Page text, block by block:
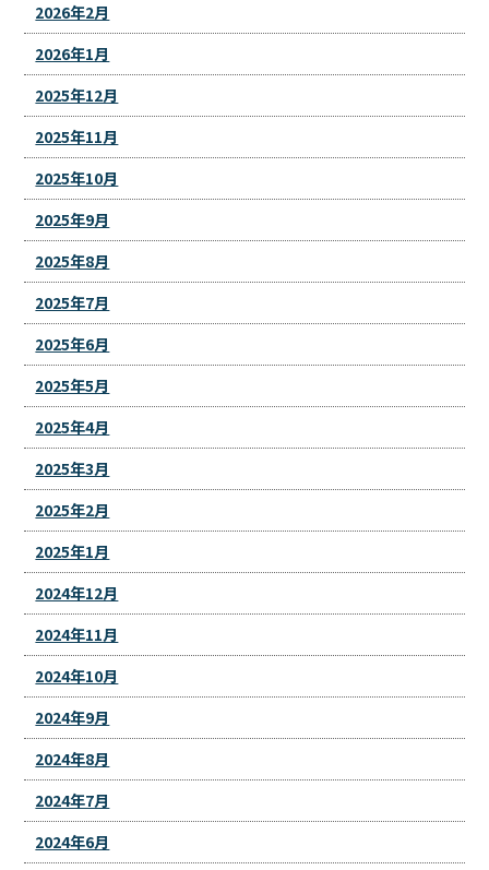
2026年2月
2026年1月
2025年12月
2025年11月
2025年10月
2025年9月
2025年8月
2025年7月
2025年6月
2025年5月
2025年4月
2025年3月
2025年2月
2025年1月
2024年12月
2024年11月
2024年10月
2024年9月
2024年8月
2024年7月
2024年6月